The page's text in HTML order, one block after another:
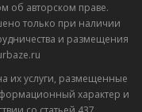
об авторском праве.
только при наличии
и размещения
их услуги, размещенные
характер и